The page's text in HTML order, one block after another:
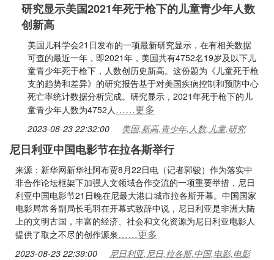
研究显示美国2021年死于枪下的儿童青少年人数
创新高
美国儿科学会21日发布的一项最新研究显示，在有相关数据
可查的最近一年，即2021年，美国共有4752名19岁及以下儿
童青少年死于枪下，人数创历史新高。这份题为《儿童死于枪
支的趋势和差异》的研究报告基于对美国疾病控制和预防中心
死亡率统计数据分析完成。研究显示，2021年死于枪下的儿
童青少年人数为4752人……更多
2023-08-23 22:32:00 美国,新高,青少年,人数,儿童,研究
尼日利亚中国电影节在拉各斯举行
来源：新华网新华社阿布贾8月22日电（记者郭骏）作为落实中
非合作论坛框架下加强人文领域合作交流的一项重要举措，尼日
利亚中国电影节21日晚在尼最大港口城市拉各斯开幕。中国国家
电影局常务副局长毛羽在开幕式致辞中说，尼日利亚是非洲大陆
上的文明古国，丰富的经济、社会和文化资源为尼日利亚电影人
提供了取之不尽的创作源泉……更多
2023-08-23 22:39:00 尼日利亚,尼日,拉各斯,中国,电影,电影